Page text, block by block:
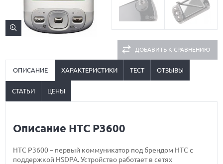
ДОБАВИТЬ К СРАВНЕНИЮ
ОПИСАНИЕ ХАРАКТЕРИСТИКИ ТЕСТ ОТЗЫВЫ
СТАТЬИ ЦЕНЫ
Описание HTC P3600
HTC P3600 – первый коммуникатор под брендом HTC с
поддержкой HSDPA. Устройство работает в сетях